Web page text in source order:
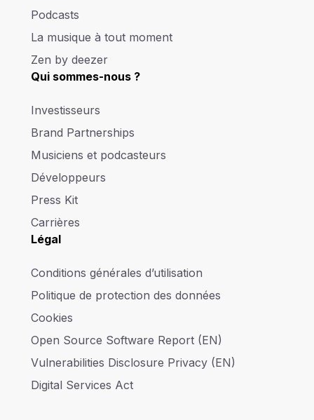
Podcasts
La musique à tout moment
Zen by deezer
Qui sommes-nous ?
Investisseurs
Brand Partnerships
Musiciens et podcasteurs
Développeurs
Press Kit
Carrières
Légal
Conditions générales d’utilisation
Politique de protection des données
Cookies
Open Source Software Report (EN)
Vulnerabilities Disclosure Privacy (EN)
Digital Services Act